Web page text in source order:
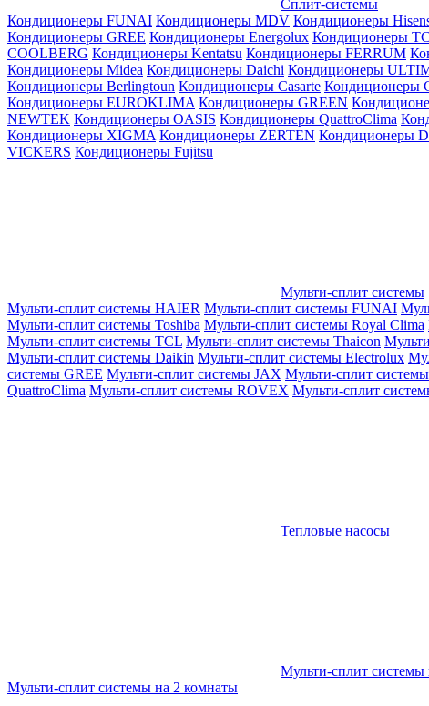
Сплит-системы
Кондиционеры FUNAI Кондиционеры MDV Кондиционеры
Кондиционеры GREE Кондиционеры Energolux Кондиционеры
СOOLBERG Кондиционеры Kentatsu Кондиционеры FERRUM
Кондиционеры Midea Кондиционеры Daichi Кондиционеры
Кондиционеры Berlingtoun Кондиционеры Casarte Кондиционеры
Кондиционеры EUROKLIMA Кондиционеры GREEN
NEWTEK Кондиционеры OASIS Кондиционеры QuattroClima
Кондиционеры XIGMA Кондиционеры ZERTEN Кондиционеры
VICKERS Кондиционеры Fujitsu
Мульти-сплит системы
Мульти-сплит системы HAIER Мульти-сплит системы FUNAI
Мульти-сплит системы Toshiba Мульти-сплит системы Royal Clima
Мульти-сплит системы TCL Мульти-сплит системы Thaicon
Мульти-сплит системы Daikin Мульти-сплит системы Electrolux
системы GREE Мульти-сплит системы JAX Мульти-сплит
QuattroClima Мульти-сплит системы ROVEX Мульти-сплит
Тепловые насосы
Мульти-сплит системы
Мульти-сплит системы на 2 комнаты